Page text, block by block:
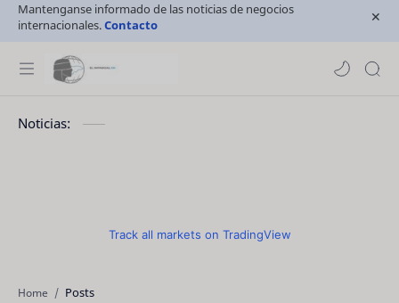
Mantenganse informado de las noticias de negocios
internacionales.Contacto
Noticias:
Track all markets on TradingView
Home Posts